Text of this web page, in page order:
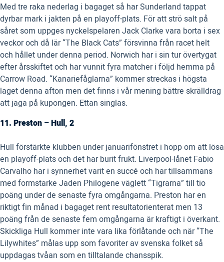
Med tre raka nederlag i bagaget så har Sunderland tappat
dyrbar mark i jakten på en playoff-plats. För att strö salt på
såret som uppges nyckelspelaren Jack Clarke vara borta i sex
veckor och då lär “The Black Cats” försvinna från racet helt
och hållet under denna period. Norwich har i sin tur övertygat
efter årsskiftet och har vunnit fyra matcher i följd hemma på
Carrow Road. “Kanariefåglarna” kommer streckas i högsta
laget denna afton men det finns i vår mening bättre skrälldrag
att jaga på kupongen. Ettan singlas.
11. Preston – Hull, 2
Hull förstärkte klubben under januarifönstret i hopp om att lösa
en playoff-plats och det har burit frukt. Liverpool-lånet Fabio
Carvalho har i synnerhet varit en succé och har tillsammans
med formstarke Jaden Philogene väglett “Tigrarna” till tio
poäng under de senaste fyra omgångarna. Preston har en
riktigt fin månad i bagaget rent resultatorienterat men 13
poäng från de senaste fem omgångarna är kraftigt i överkant.
Skickliga Hull kommer inte vara lika förlåtande och när “The
Lilywhites” målas upp som favoriter av svenska folket så
uppdagas tvåan som en tilltalande chansspik.